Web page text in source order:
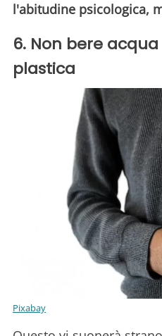
l'abitudine psicologica,
6. Non bere
plastica
Pixabay